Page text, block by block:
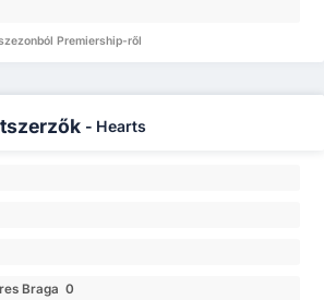
Premiership-ről
- Hearts
Braga 0